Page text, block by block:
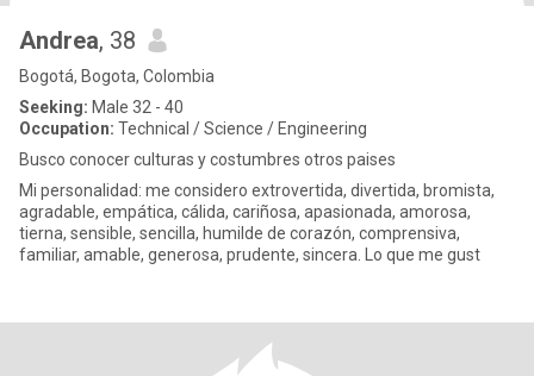
Andrea, 38
Bogotá, Bogota, Colombia
Seeking: Male 32 - 40
Occupation: Technical / Science / Engineering
Busco conocer culturas y costumbres otros paises
Mi personalidad: me considero extrovertida, divertida, bromista,
agradable, empática, cálida, cariñosa, apasionada, amorosa,
tierna, sensible, sencilla, humilde de corazón, comprensiva,
familiar, amable, generosa, prudente, sincera. Lo que me gust